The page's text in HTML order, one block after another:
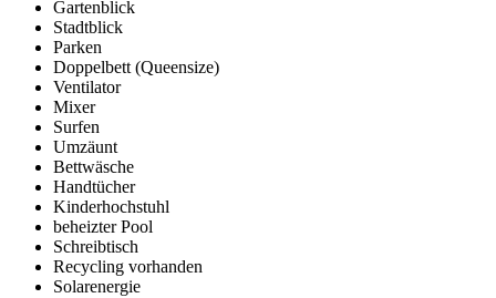
Gartenblick
Stadtblick
Parken
Doppelbett (Queensize)
Ventilator
Mixer
Surfen
Umzäunt
Bettwäsche
Handtücher
Kinderhochstuhl
beheizter Pool
Schreibtisch
Recycling vorhanden
Solarenergie